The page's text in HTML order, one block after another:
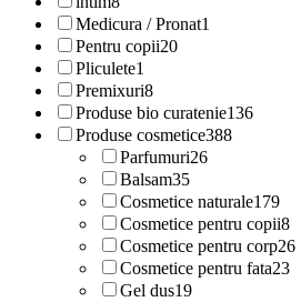
Medicura / Pronat1
Pentru copii20
Pliculete1
Premixuri8
Produse bio curatenie136
Produse cosmetice388
Parfumuri26
Balsam35
Cosmetice naturale179
Cosmetice pentru copii8
Cosmetice pentru corp26
Cosmetice pentru fata23
Gel dus19